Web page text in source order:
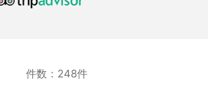
件数：248件